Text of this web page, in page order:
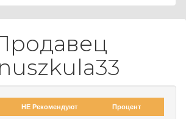
НЕ Рекомендуют Процент